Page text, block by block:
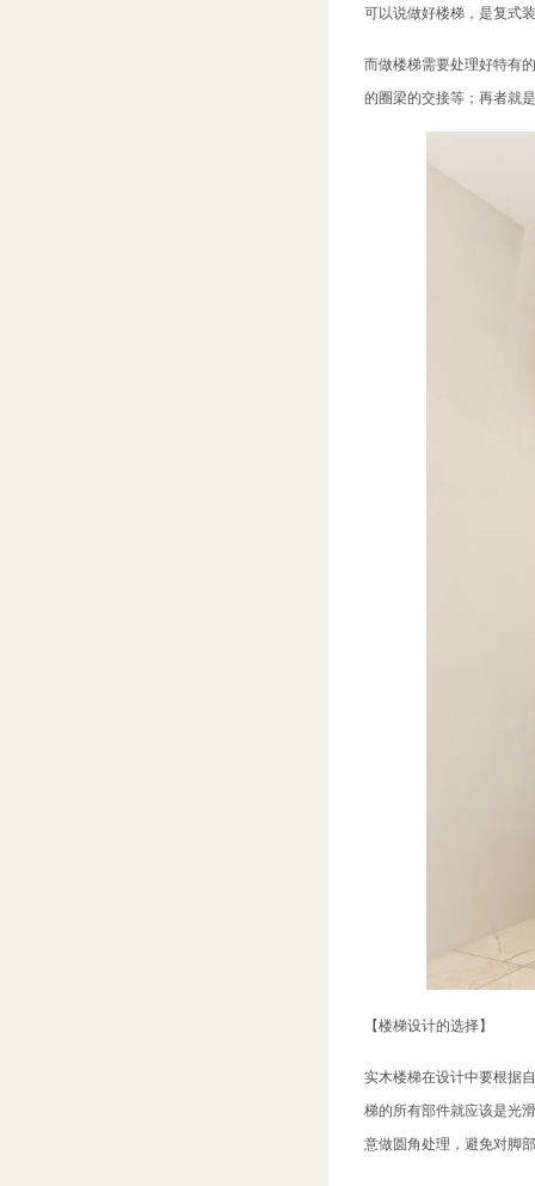
可以说做好楼梯，是复式
而做楼梯需要处理好特有
的圈梁的交接等；再者就
【楼梯设计的选择】
实木楼梯在设计中要根据
梯的所有部件就应该是光
意做圆角处理，避免对脚